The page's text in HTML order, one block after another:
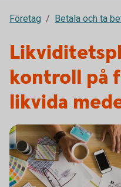
Företag Betala och ta
kontroll på
likvida